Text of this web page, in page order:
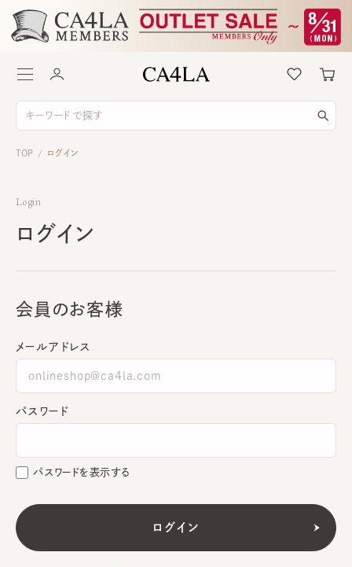
TOP / ログイン
Login
ログイン
会員のお客様
メールアドレス
パスワード
パスワードを表示する